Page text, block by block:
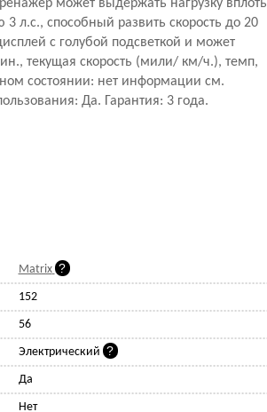
может выдержать нагрузку вплоть
л.с., способный развить скорость до 20
с голубой подсветкой и может
текущая скорость (мили/ км/ч.), темп,
состоянии: нет информации см.
Да. Гарантия: 3 года.
Matrix
152
56
Электрический
Да
Нет